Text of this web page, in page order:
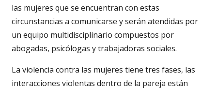
las mujeres que se encuentran con estas
circunstancias a comunicarse y serán atendidas por
un equipo multidisciplinario compuestos por
abogadas, psicólogas y trabajadoras sociales.
La violencia contra las mujeres tiene tres fases, las
interacciones violentas dentro de la pareja están